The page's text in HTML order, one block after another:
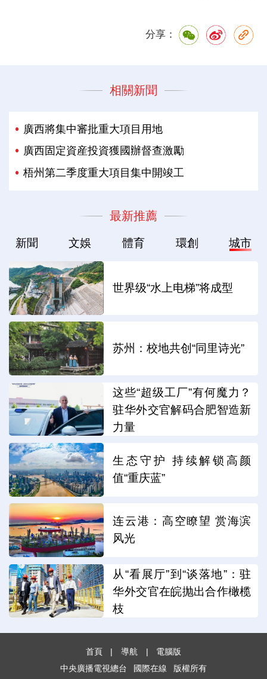
分享：
相關新聞
廣西將集中審批重大項目用地
廣西固定資産投資獲國辦督查激勵
梧州第二季度重大項目集中開竣工
最新推薦
新聞 文娛 體育 環創 城市
世界级“水上电梯”将成型
苏州：校地共创“同里诗光”
这些“超级工厂”有何魔力？
驻华外交官解码合肥智造新
力量
生态守护 持续解锁高颜
值“重庆蓝”
连云港：高空瞭望 赏海滨
风光
从“看展厅”到“谈落地”：驻
华外交官在皖抛出合作橄榄
枝
首頁 | 導航 |
電腦版
中央廣播電視總台
國際在線 版權所有